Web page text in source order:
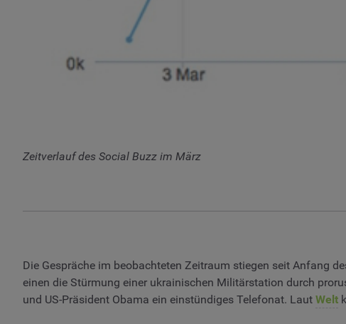
Zeitverlauf des Social Buzz im März
Die Gespräche im beobachteten Zeitraum stiegen seit Anfang
einen die Stürmung einer ukrainischen Militärstation durch
und US-Präsident Obama ein einstündiges Telefonat. Laut Welt